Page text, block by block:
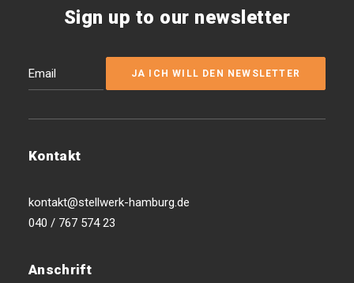
Sign up to our newsletter
Kontakt
kontakt@stellwerk-hamburg.de
040 / 767 574 23
Anschrift